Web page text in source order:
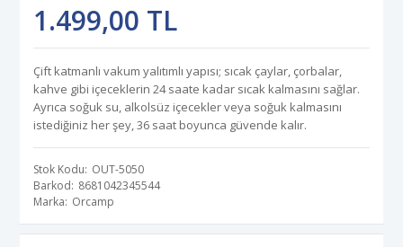
1.499,00 TL
Çift katmanlı vakum yalıtımlı yapısı; sıcak çaylar, çorbalar,
kahve gibi içeceklerin 24 saate kadar sıcak kalmasını sağlar.
Ayrıca soğuk su, alkolsüz içecekler veya soğuk kalmasını
istediğiniz her şey, 36 saat boyunca güvende kalır.
Stok Kodu OUT-5050
Barkod 8681042345544
Marka Orcamp